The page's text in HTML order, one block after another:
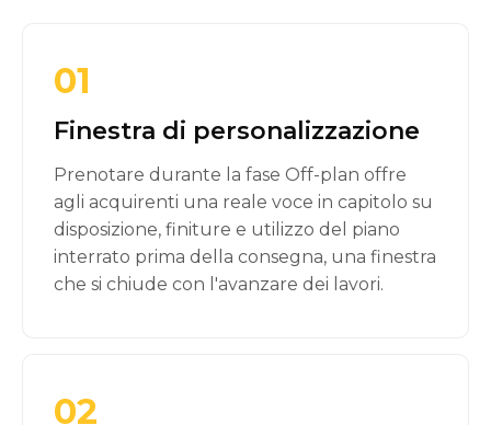
01
Finestra di personalizzazione
Prenotare durante la fase Off-plan offre
agli acquirenti una reale voce in capitolo su
disposizione, finiture e utilizzo del piano
interrato prima della consegna, una finestra
che si chiude con l'avanzare dei lavori.
02